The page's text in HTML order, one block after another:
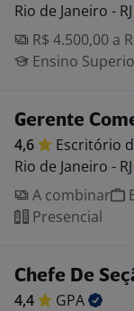
Rio de Janeiro - RJ
R$ 4.500,00 a
Ensino
Gerente
4,6 Escritório
Rio de Janeiro - RJ
A combinar
Presencial
Chefe De
4,4
GPA